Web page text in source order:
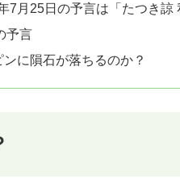
7月25日の予言は「たつき諒
予言
ンに隕石が落ちるのか？